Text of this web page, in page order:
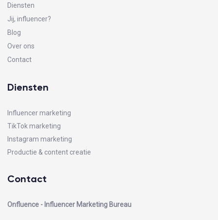
Diensten
Jij, influencer?
Blog
Over ons
Contact
Diensten
Influencer marketing
TikTok marketing
Instagram marketing
Productie & content creatie
Contact
Onfluence - Influencer Marketing Bureau